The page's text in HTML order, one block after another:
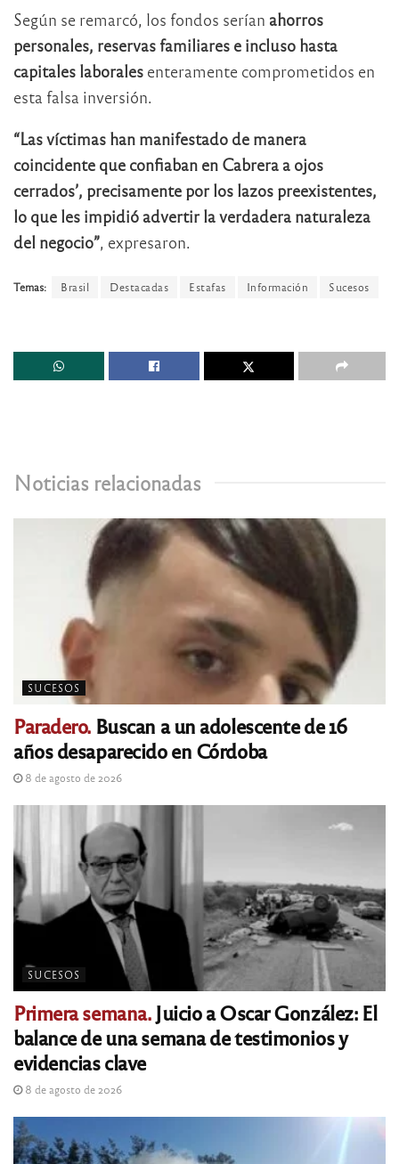
Según se remarcó, los fondos serían ahorros
personales, reservas familiares e incluso hasta
capitales laborales enteramente comprometidos en
esta falsa inversión.
“Las víctimas han manifestado de manera
coincidente que confiaban en Cabrera a ojos
cerrados’, precisamente por los lazos preexistentes,
lo que les impidió advertir la verdadera naturaleza
del negocio” , expresaron.
Temas: Brasil Destacadas Estafas Información Sucesos
Noticias relacionadas
SUCESOS
Paradero. Buscan a un adolescente de 16
años desaparecido en Córdoba
8 de agosto de 2026
SUCESOS
Primera semana.Juicio a Oscar González: El
balance de una semana de testimonios y
evidencias clave
8 de agosto de 2026